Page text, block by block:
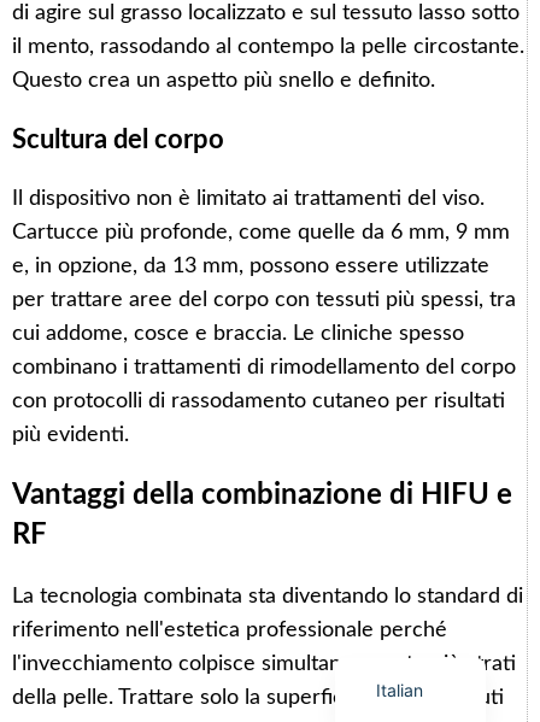
di agire sul grasso localizzato e sul tessuto lasso sotto
il mento, rassodando al contempo la pelle circostante.
Questo crea un aspetto più snello e definito.
Scultura del corpo
Il dispositivo non è limitato ai trattamenti del viso.
Cartucce più profonde, come quelle da 6 mm, 9 mm
e, in opzione, da 13 mm, possono essere utilizzate
per trattare aree del corpo con tessuti più spessi, tra
cui addome, cosce e braccia. Le cliniche spesso
combinano i trattamenti di rimodellamento del corpo
con protocolli di rassodamento cutaneo per risultati
più evidenti.
Vantaggi della combinazione di HIFU e
RF
La tecnologia combinata sta diventando lo standard di
riferimento nell'estetica professionale perché
l'invecchiamento colpisce simultaneamente più strati
della pelle. Trattare solo la superficie o solo i tessuti
Italian
Portuguese
German
Korean
Arabic